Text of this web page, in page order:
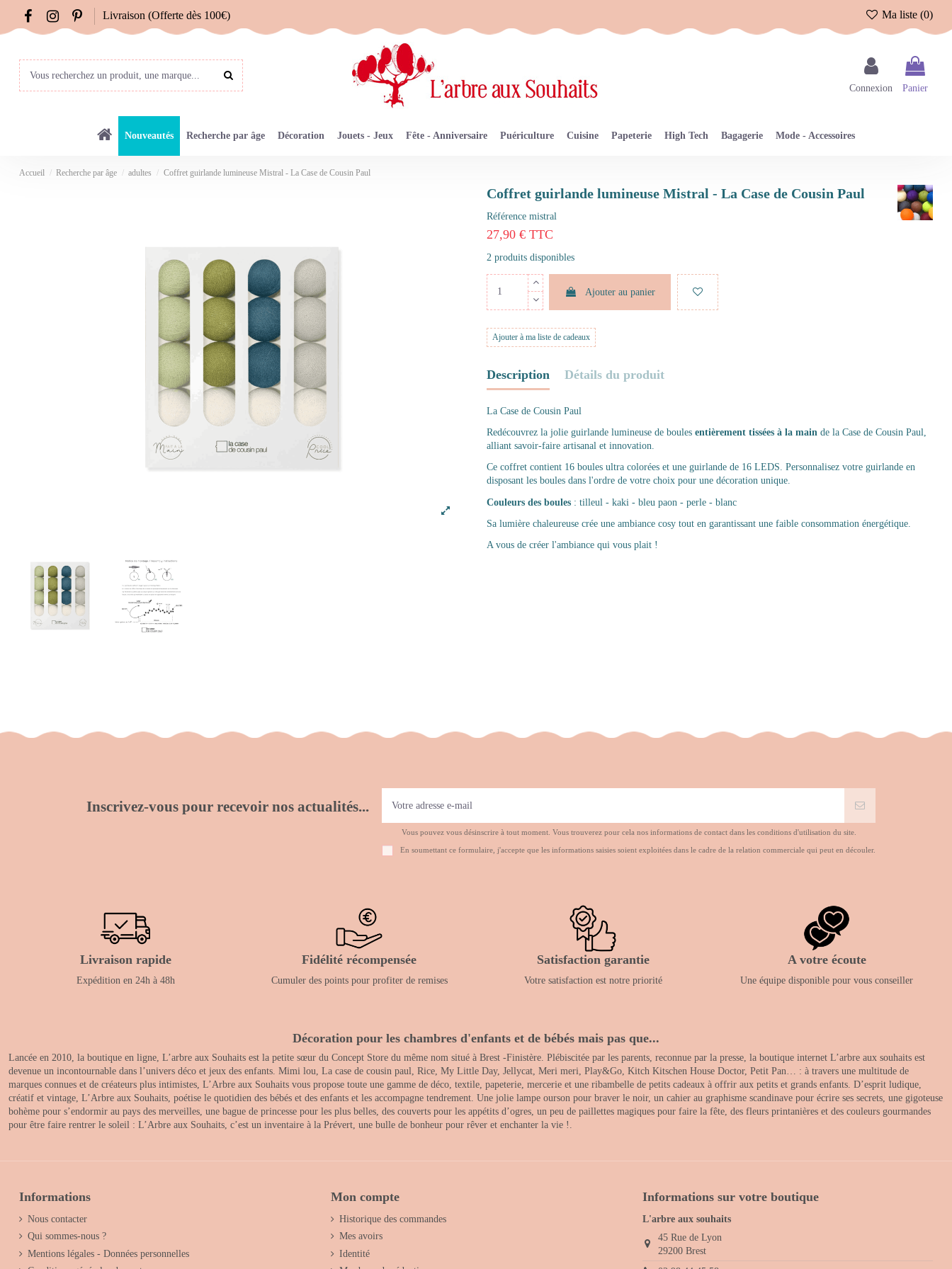
Livraison (Offerte dès 100€) Ma liste (0)
Connexion Panier
Nouveautés Recherche par âge Décoration Jouets - Jeux Fête - Anniversaire Puériculture Cuisine Papeterie High Tech Bagagerie Mode - Accessoires
Accueil Recherche par âge adultes Coffret guirlande lumineuse Mistral - La Case de Cousin Paul
Coffret guirlande lumineuse Mistral - La Case de Cousin Paul
Référence mistral
27,90 € TTC
2 produits disponibles
Ajouter au panier
Ajouter à ma liste de cadeaux
Description Détails du produit
La Case de Cousin Paul
Redécouvrez la jolie guirlande lumineuse de boules entièrement tissées à la main de la Case de Cousin Paul,
alliant savoir-faire artisanal et innovation.
Ce coffret contient 16 boules ultra colorées et une guirlande de 16 LEDS. Personnalisez votre guirlande en
disposant les boules dans l'ordre de votre choix pour une décoration unique.
Couleurs des boules : tilleul - kaki - bleu paon - perle - blanc
Sa lumière chaleureuse crée une ambiance cosy tout en garantissant une faible consommation énergétique.
A vous de créer l'ambiance qui vous plait !
Inscrivez-vous pour recevoir nos actualités...
Vous pouvez vous désinscrire à tout moment. Vous trouverez pour cela nos informations de contact dans les conditions d'utilisation du site.
En soumettant ce formulaire, j'accepte que les informations saisies soient exploitées dans le cadre de la relation commerciale qui peut en découler.
Livraison rapide
Expédition en 24h à 48h
Fidélité récompensée
Cumuler des points pour profiter de remises
Satisfaction garantie
Votre satisfaction est notre priorité
A votre écoute
Une équipe disponible pour vous conseiller
Décoration pour les chambres d'enfants et de bébés mais pas que...
Lancée en 2010, la boutique en ligne, L’arbre aux Souhaits est la petite sœur du Concept Store du même nom situé à Brest -Finistère. Plébiscitée par les parents, reconnue par la presse, la boutique internet L’arbre aux souhaits est
devenue un incontournable dans l’univers déco et jeux des enfants. Mimi lou, La case de cousin paul, Rice, My Little Day, Jellycat, Meri meri, Play&Go, Kitch Kitschen House Doctor, Petit Pan… : à travers une multitude de
marques connues et de créateurs plus intimistes, L’Arbre aux Souhaits vous propose toute une gamme de déco, textile, papeterie, mercerie et une ribambelle de petits cadeaux à offrir aux petits et grands enfants. D’esprit ludique,
créatif et vintage, L’Arbre aux Souhaits, poétise le quotidien des bébés et des enfants et les accompagne tendrement. Une jolie lampe ourson pour braver le noir, un cahier au graphisme scandinave pour écrire ses secrets, une gigoteuse
bohème pour s’endormir au pays des merveilles, une bague de princesse pour les plus belles, des couverts pour les appétits d’ogres, un peu de paillettes magiques pour faire la fête, des fleurs printanières et des couleurs gourmandes
pour être faire rentrer le soleil : L’Arbre aux Souhaits, c’est un inventaire à la Prévert, une bulle de bonheur pour rêver et enchanter la vie !.
Informations
Nous contacter
Qui sommes-nous ?
Mentions légales - Données personnelles
Mon compte
Historique des commandes
Mes avoirs
Identité
Informations sur votre boutique
L'arbre aux souhaits
45 Rue de Lyon
29200 Brest